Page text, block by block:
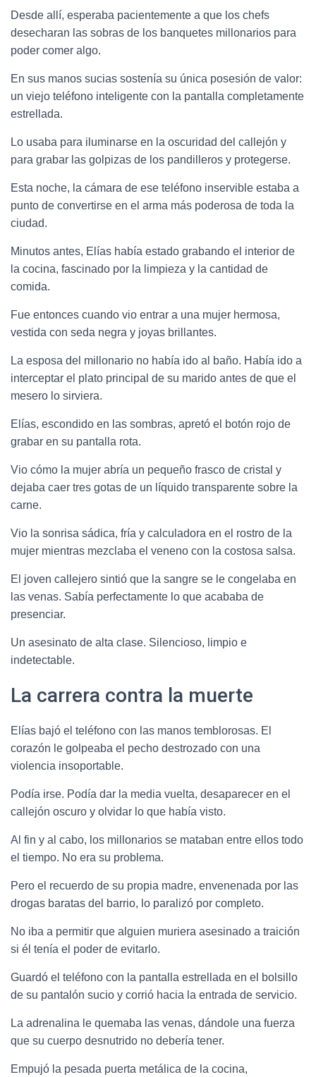
Desde allí, esperaba pacientemente a que los chefs
desecharan las sobras de los banquetes millonarios para
poder comer algo.
En sus manos sucias sostenía su única posesión de valor:
un viejo teléfono inteligente con la pantalla completamente
estrellada.
Lo usaba para iluminarse en la oscuridad del callejón y
para grabar las golpizas de los pandilleros y protegerse.
Esta noche, la cámara de ese teléfono inservible estaba a
punto de convertirse en el arma más poderosa de toda la
ciudad.
Minutos antes, Elías había estado grabando el interior de
la cocina, fascinado por la limpieza y la cantidad de
comida.
Fue entonces cuando vio entrar a una mujer hermosa,
vestida con seda negra y joyas brillantes.
La esposa del millonario no había ido al baño. Había ido a
interceptar el plato principal de su marido antes de que el
mesero lo sirviera.
Elías, escondido en las sombras, apretó el botón rojo de
grabar en su pantalla rota.
Vio cómo la mujer abría un pequeño frasco de cristal y
dejaba caer tres gotas de un líquido transparente sobre la
carne.
Vio la sonrisa sádica, fría y calculadora en el rostro de la
mujer mientras mezclaba el veneno con la costosa salsa.
El joven callejero sintió que la sangre se le congelaba en
las venas. Sabía perfectamente lo que acababa de
presenciar.
Un asesinato de alta clase. Silencioso, limpio e
indetectable.
La carrera contra la muerte
Elías bajó el teléfono con las manos temblorosas. El
corazón le golpeaba el pecho destrozado con una
violencia insoportable.
Podía irse. Podía dar la media vuelta, desaparecer en el
callejón oscuro y olvidar lo que había visto.
Al fin y al cabo, los millonarios se mataban entre ellos todo
el tiempo. No era su problema.
Pero el recuerdo de su propia madre, envenenada por las
drogas baratas del barrio, lo paralizó por completo.
No iba a permitir que alguien muriera asesinado a traición
si él tenía el poder de evitarlo.
Guardó el teléfono con la pantalla estrellada en el bolsillo
de su pantalón sucio y corrió hacia la entrada de servicio.
La adrenalina le quemaba las venas, dándole una fuerza
que su cuerpo desnutrido no debería tener.
Empujó la pesada puerta metálica de la cocina,